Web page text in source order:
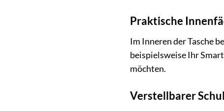
Praktische
Im Inneren der Tasche
beispielsweise Ihr
möchten.
Verstellbarer